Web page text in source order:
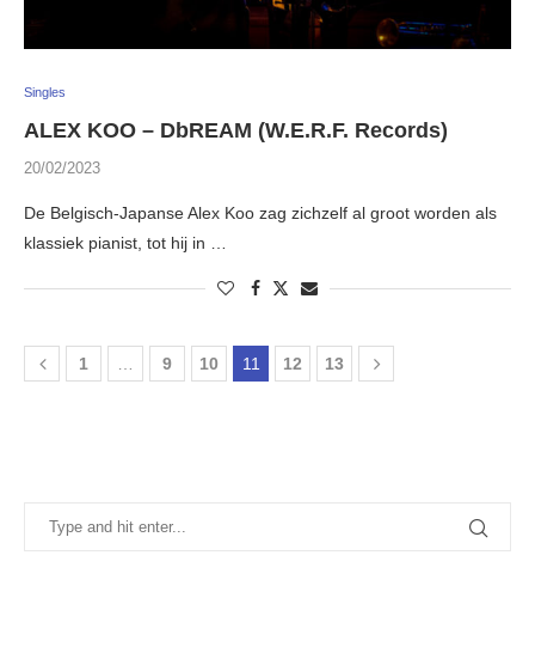
Singles
ALEX KOO – DbREAM (W.E.R.F. Records)
20/02/2023
De Belgisch-Japanse Alex Koo zag zichzelf al groot worden als
klassiek pianist, tot hij in …
1 … 9 10 11 12 13